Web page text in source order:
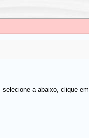
a abaixo, clique em